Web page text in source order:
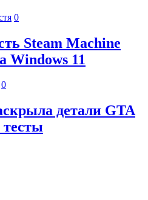
0
Steam Machine
Windows 11
0
детали GTA
тесты